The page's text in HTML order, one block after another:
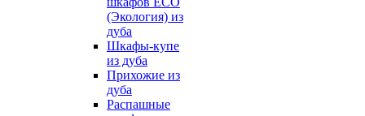
(Экология) из
дуба
Шкафы-купе
из дуба
Прихожие из
дуба
Распашные